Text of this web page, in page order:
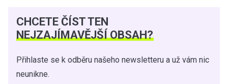
CHCETE ČÍST TEN
NEJZAJÍMAVĚJŠÍ OBSAH?
Přihlaste se k odběru našeho newsletteru a už vám nic
neunikne.